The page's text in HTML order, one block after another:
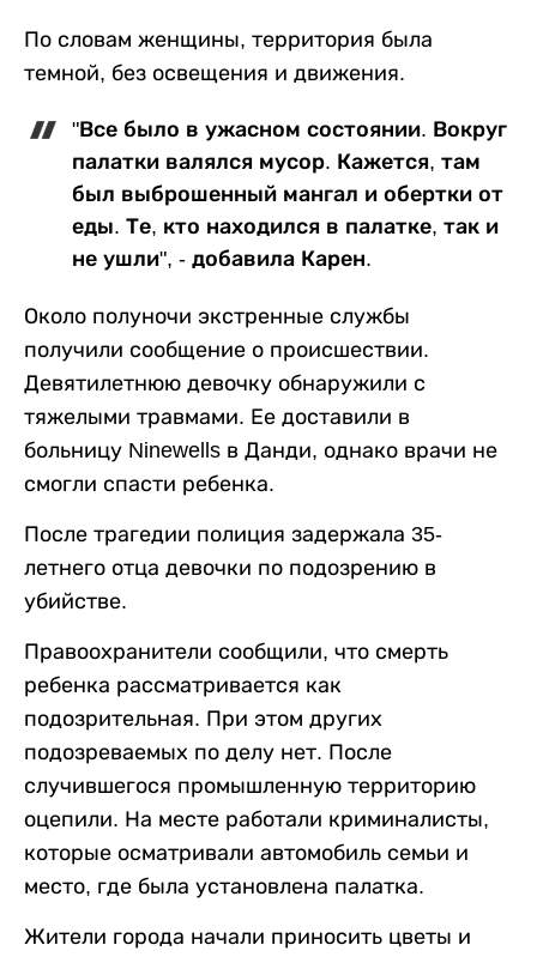
По словам женщины, территория была
темной, без освещения и движения.
"Все было в ужасном состоянии. Вокруг
палатки валялся мусор. Кажется, там
был выброшенный мангал и обертки от
еды. Те, кто находился в палатке, так и
не ушли", - добавила Карен.
Около полуночи экстренные службы
получили сообщение о происшествии.
Девятилетнюю девочку обнаружили с
тяжелыми травмами. Ее доставили в
больницу Ninewells в Данди, однако врачи не
смогли спасти ребенка.
После трагедии полиция задержала 35-
летнего отца девочки по подозрению в
убийстве.
Правоохранители сообщили, что смерть
ребенка рассматривается как
подозрительная. При этом других
подозреваемых по делу нет. После
случившегося промышленную территорию
оцепили. На месте работали криминалисты,
которые осматривали автомобиль семьи и
место, где была установлена палатка.
Жители города начали приносить цветы и